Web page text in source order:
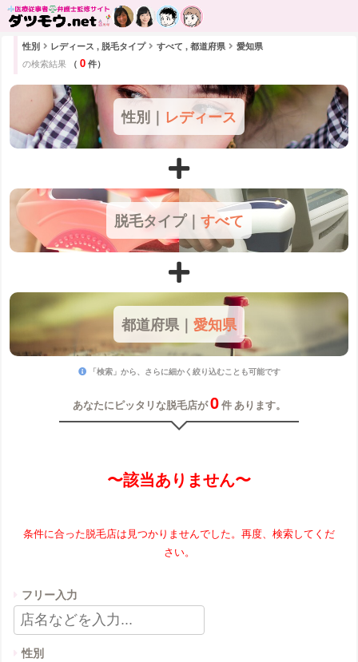
性別 レディース , 脱毛タイプ すべて , 都道府県 愛知県
の検索結果 （ 0件）
性別｜ レディース
脱毛タイプ｜ すべて
都道府県｜ 愛知県
「検索」から、さらに細かく絞り込むことも可能です
あなたにピッタリな脱毛店が0件 あります。
〜該当ありません〜
条件に合った脱毛店は見つかりませんでした。再度、検索してくだ
さい。
フリー入力
性別